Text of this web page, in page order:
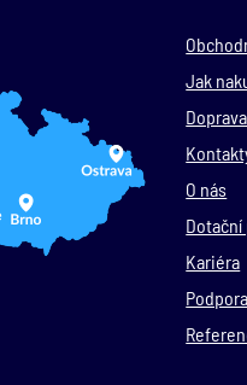
Jak
O nás
Kariéra
Podpora